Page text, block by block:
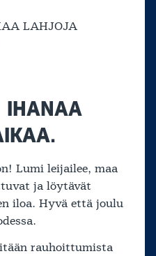
LAHJOJA
IHANAA
Lumi leijailee, maa
ja löytävät
iloa. Hyvä että joulu
rauhoittumista